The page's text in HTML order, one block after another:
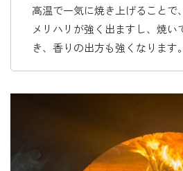
高温で一気に焼き上げることで
メリハリが強く出ますし、焼い
き、香りの出方も強くなります。